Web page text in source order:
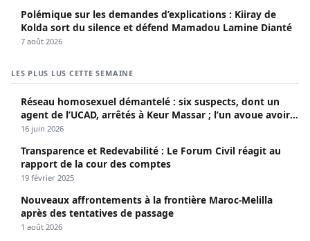
Polémique sur les demandes d’explications : Kiiray de
Kolda sort du silence et défend Mamadou Lamine Dianté
7 août 2026
LES PLUS LUS CETTE SEMAINE
Réseau homosexuel démantelé : six suspects, dont un
agent de l’UCAD, arrêtés à Keur Massar ; l’un avoue avoir
propagé le VIH depuis 2018
16 juin 2026
Transparence et Redevabilité : Le Forum Civil réagit au
rapport de la cour des comptes
19 février 2025
Nouveaux affrontements à la frontière Maroc-Melilla
après des tentatives de passage
1 août 2026